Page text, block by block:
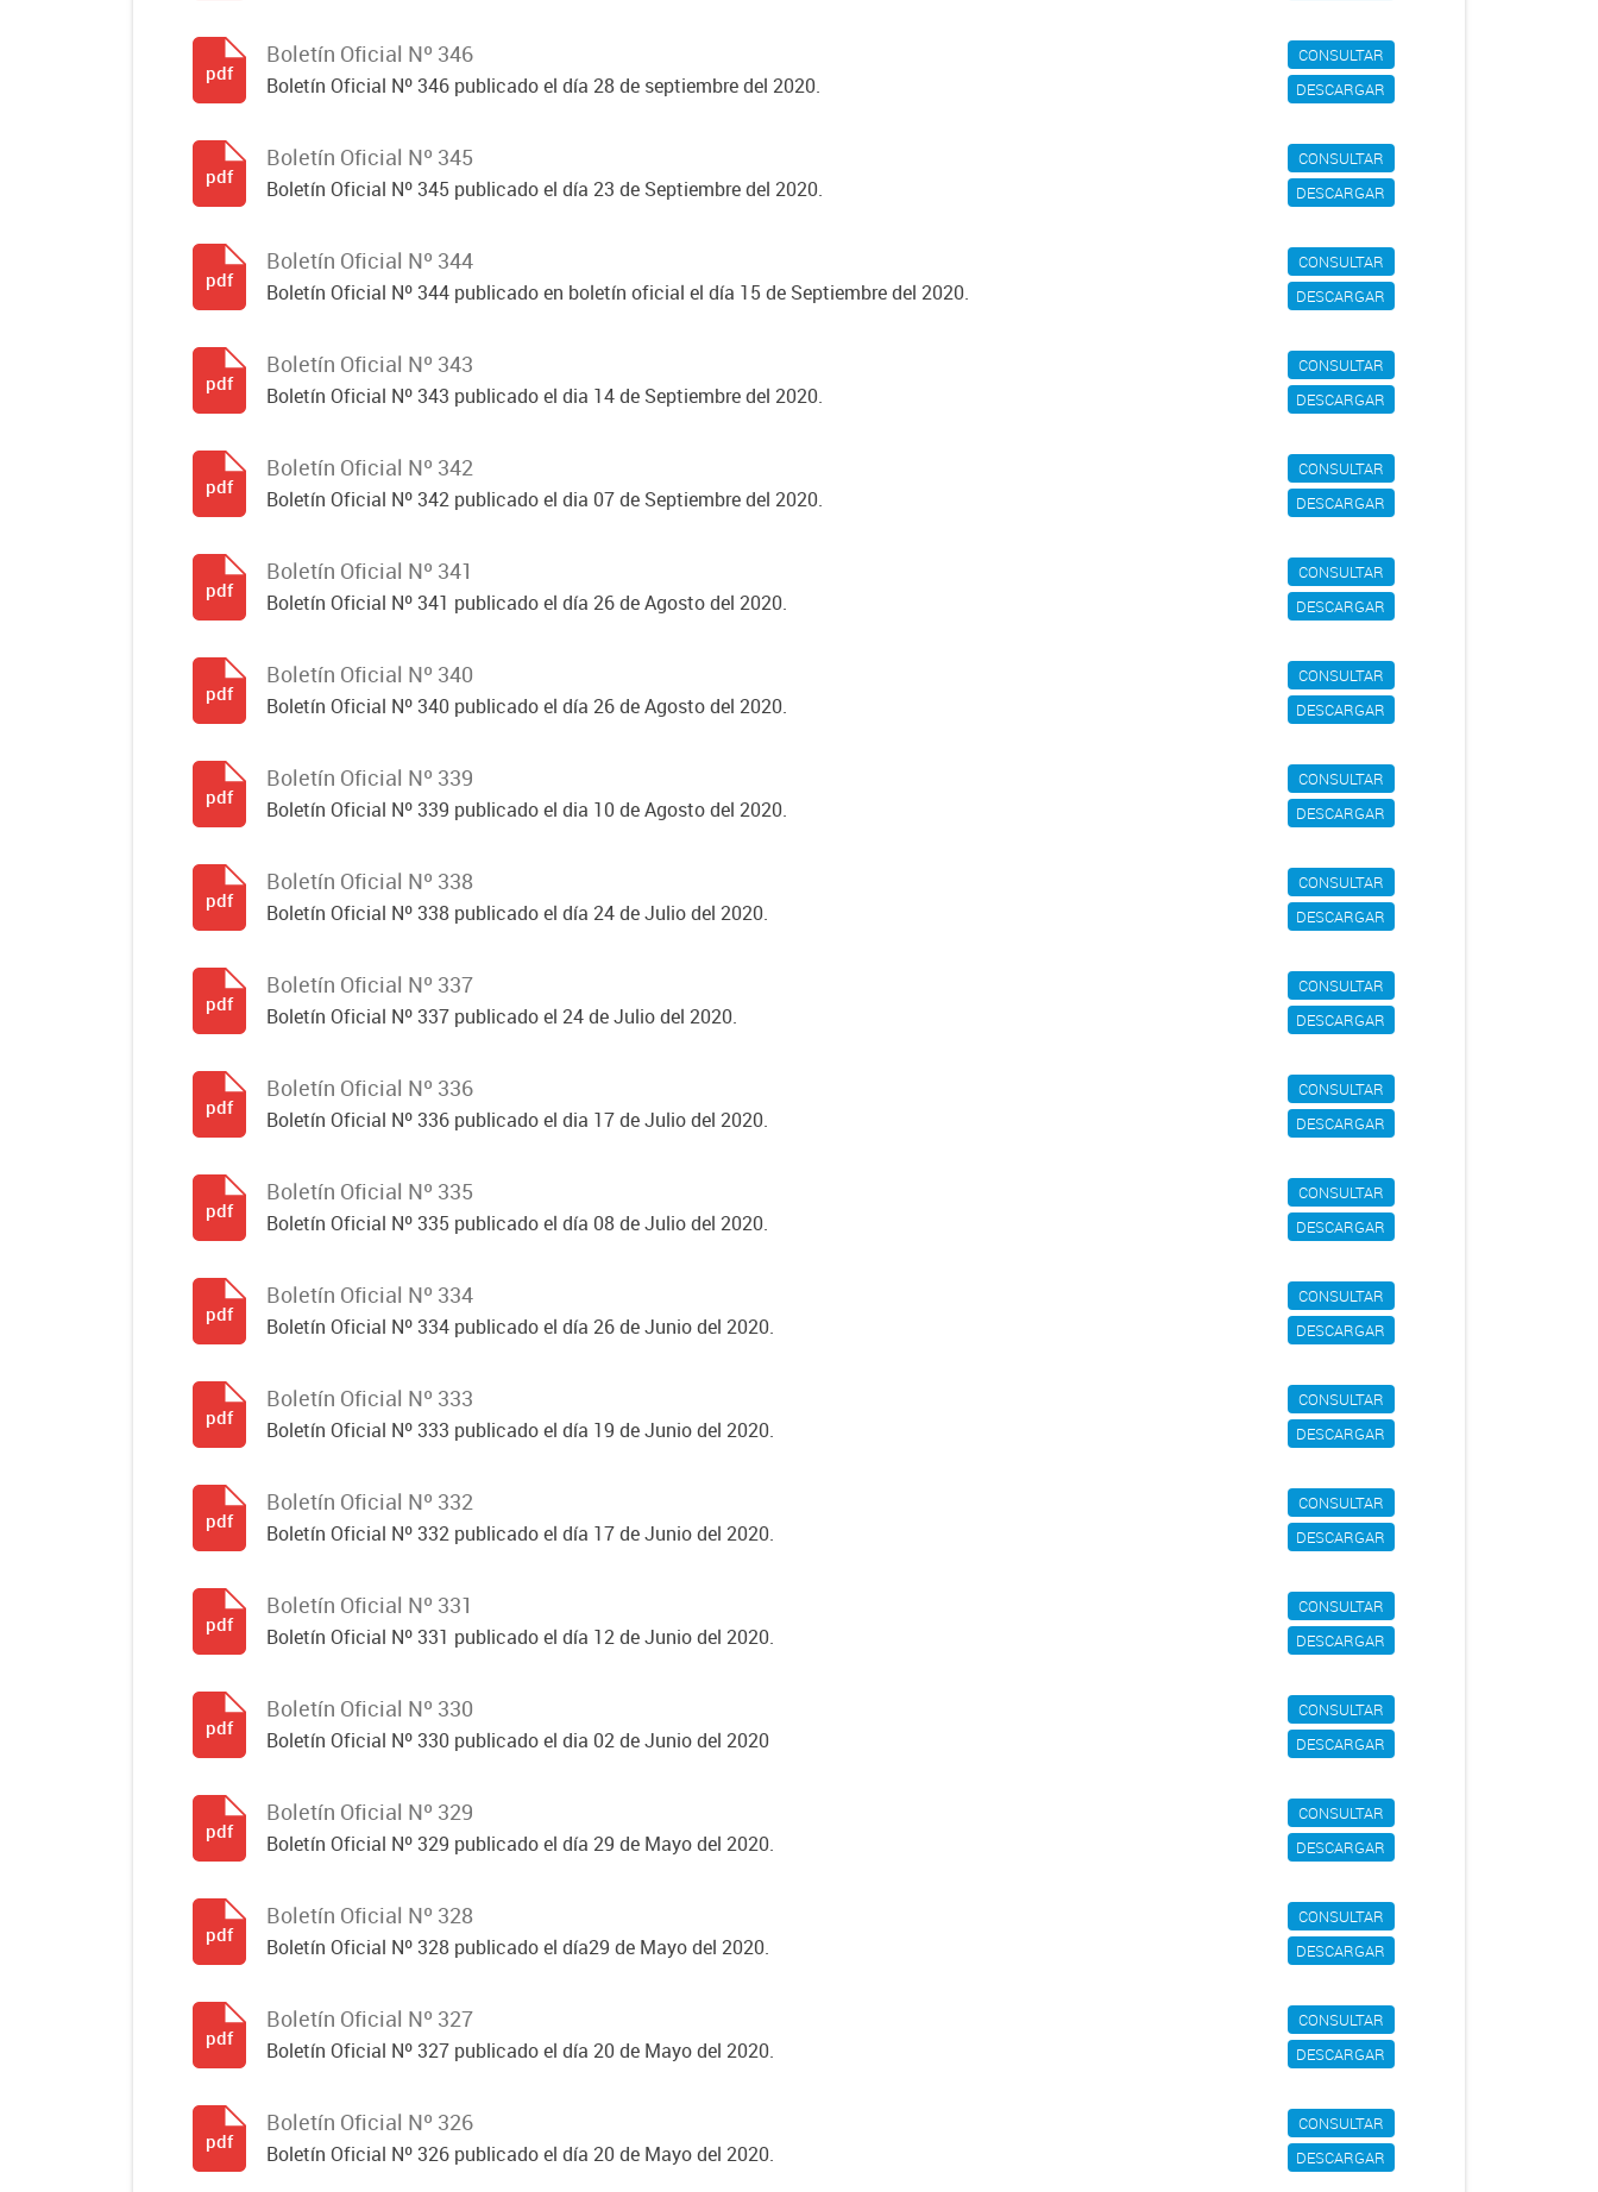
CONSULTAR
DESCARGAR
Boletín Oficial Nº 346
Boletín Oficial Nº 346 publicado el día 28 de septiembre del 2020.
pdf
CONSULTAR
DESCARGAR
Boletín Oficial Nº 345
Boletín Oficial Nº 345 publicado el día 23 de Septiembre del 2020.
pdf
CONSULTAR
DESCARGAR
Boletín Oficial Nº 344
Boletín Oficial Nº 344 publicado en boletín oficial el día 15 de Septiembre del 2020.
pdf
CONSULTAR
DESCARGAR
Boletín Oficial Nº 343
Boletín Oficial Nº 343 publicado el dia 14 de Septiembre del 2020.
pdf
CONSULTAR
DESCARGAR
Boletín Oficial Nº 342
Boletín Oficial Nº 342 publicado el dia 07 de Septiembre del 2020.
pdf
CONSULTAR
DESCARGAR
Boletín Oficial Nº 341
Boletín Oficial Nº 341 publicado el día 26 de Agosto del 2020.
pdf
CONSULTAR
DESCARGAR
Boletín Oficial Nº 340
Boletín Oficial Nº 340 publicado el día 26 de Agosto del 2020.
pdf
CONSULTAR
DESCARGAR
Boletín Oficial Nº 339
Boletín Oficial Nº 339 publicado el dia 10 de Agosto del 2020.
pdf
CONSULTAR
DESCARGAR
Boletín Oficial Nº 338
Boletín Oficial Nº 338 publicado el día 24 de Julio del 2020.
pdf
CONSULTAR
DESCARGAR
Boletín Oficial Nº 337
Boletín Oficial Nº 337 publicado el 24 de Julio del 2020.
pdf
CONSULTAR
DESCARGAR
Boletín Oficial Nº 336
Boletín Oficial Nº 336 publicado el dia 17 de Julio del 2020.
pdf
CONSULTAR
DESCARGAR
Boletín Oficial Nº 335
Boletín Oficial Nº 335 publicado el día 08 de Julio del 2020.
pdf
CONSULTAR
DESCARGAR
Boletín Oficial Nº 334
Boletín Oficial Nº 334 publicado el día 26 de Junio del 2020.
pdf
CONSULTAR
DESCARGAR
Boletín Oficial Nº 333
Boletín Oficial Nº 333 publicado el día 19 de Junio del 2020.
pdf
CONSULTAR
DESCARGAR
Boletín Oficial Nº 332
Boletín Oficial Nº 332 publicado el día 17 de Junio del 2020.
pdf
CONSULTAR
DESCARGAR
Boletín Oficial Nº 331
Boletín Oficial Nº 331 publicado el día 12 de Junio del 2020.
pdf
CONSULTAR
DESCARGAR
Boletín Oficial Nº 330
Boletín Oficial Nº 330 publicado el dia 02 de Junio del 2020
pdf
CONSULTAR
DESCARGAR
Boletín Oficial Nº 329
Boletín Oficial Nº 329 publicado el día 29 de Mayo del 2020.
pdf
CONSULTAR
DESCARGAR
Boletín Oficial Nº 328
Boletín Oficial Nº 328 publicado el día29 de Mayo del 2020.
pdf
CONSULTAR
DESCARGAR
Boletín Oficial Nº 327
Boletín Oficial Nº 327 publicado el día 20 de Mayo del 2020.
pdf
CONSULTAR
DESCARGAR
Boletín Oficial Nº 326
Boletín Oficial Nº 326 publicado el día 20 de Mayo del 2020.
pdf